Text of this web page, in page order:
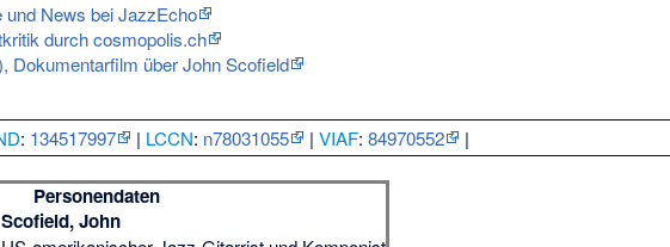
News bei JazzEcho
durch cosmopolis.ch
Dokumentarfilm über John Scofield
: 134517997 | LCCN: n78031055 |VIAF:84970552 |
Personendaten
Scofield, John